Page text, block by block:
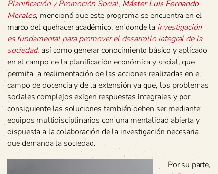
Planificación y Promoción Social, Máster Luis Fernando
Morales, mencionó que este programa se encuentra en el
marco del quehacer académico, en donde la investigación
es fundamental para promover el desarrollo integral de la
sociedad, así como generar conocimiento básico y aplicado
en el campo de la planificación económica y social, que
permita la realimentación de las acciones realizadas en el
campo de docencia y de la extensión ya que, los problemas
sociales complejos exigen respuestas integrales y por
consiguiente las soluciones también deben ser mediante
equipos multidisciplinarios con una mentalidad abierta y
dispuesta a la colaboración de la investigación necesaria
que demanda la sociedad.
Por su parte,